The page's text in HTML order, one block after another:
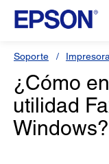
Soporte
¿Cómo
utilidad
Windows?